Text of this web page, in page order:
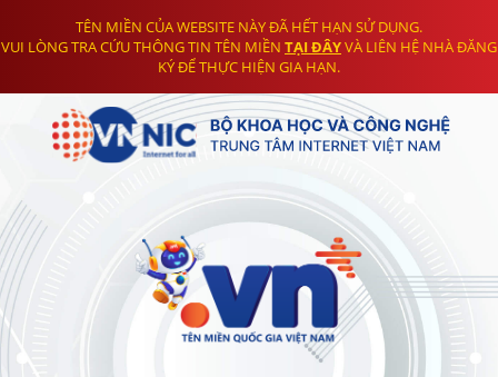
TÊN MIỀN CỦA WEBSITE NÀY ĐÃ HẾT HẠN SỬ DỤNG.
VUI LÒNG TRA CỨU THÔNG TIN TÊN MIỀN TẠI ĐÂYVÀ LIÊN HỆ NHÀ ĐĂNG
KÝ ĐỂ THỰC HIỆN GIA HẠN.